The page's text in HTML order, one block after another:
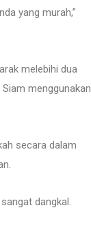
yang murah,”
melebihi dua
menggunakan
secara dalam
dangkal.